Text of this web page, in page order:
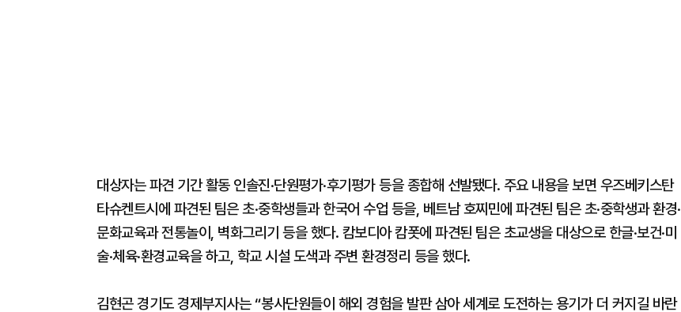
대상자는 파견 기간 활동 인솔진·단원평가·후기평가 등을 종합해 선발됐다. 주요 내용을 보면 우즈베키스탄
타슈켄트시에 파견된 팀은 초·중학생들과 한국어 수업 등을, 베트남 호찌민에 파견된 팀은 초·중학생과 환경·
문화교육과 전통놀이, 벽화그리기 등을 했다. 캄보디아 캄폿에 파견된 팀은 초교생을 대상으로 한글·보건·미
술·체육·환경교육을 하고, 학교 시설 도색과 주변 환경정리 등을 했다.
김현곤 경기도 경제부지사는 “봉사단원들이 해외 경험을 발판 삼아 세계로 도전하는 용기가 더 커지길 바란